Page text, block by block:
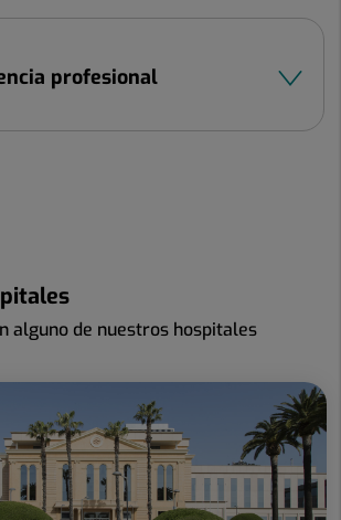
profesional
alguno de nuestros hospitales